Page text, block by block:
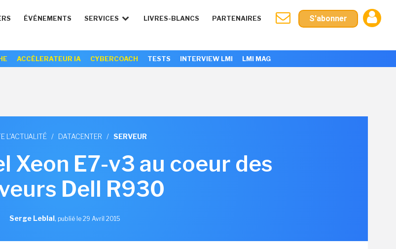
ÉVÉNEMENTS SERVICES LIVRES-BLANCS PARTENAIRES S'abonner
ACCÉLERATEUR IA CYBERCOACH TESTS INTERVIEW LMI LMI MAG
L'ACTUALITÉ / DATACENTER / SERVEUR
Xeon E7-v3 au coeur des
Dell R930
Serge Leblal, publié le 29 Avril 2015